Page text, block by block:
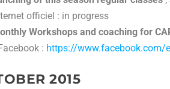
officiel : in progress
Workshops and coaching for
: https://www.facebook.com/
2015